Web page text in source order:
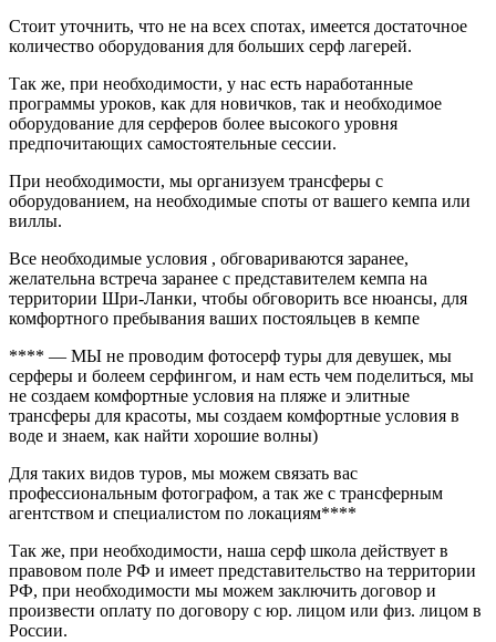
Стоит уточнить, что не на всех спотах, имеется достаточное
количество оборудования для больших серф лагерей.
Так же, при необходимости, у нас есть наработанные
программы уроков, как для новичков, так и необходимое
оборудование для серферов более высокого уровня
предпочитающих самостоятельные сессии.
При необходимости, мы организуем трансферы с
оборудованием, на необходимые споты от вашего кемпа или
виллы.
Все необходимые условия , обговариваются заранее,
желательна встреча заранее с представителем кемпа на
территории Шри-Ланки, чтобы обговорить все нюансы, для
комфортного пребывания ваших постояльцев в кемпе
**** — МЫ не проводим фотосерф туры для девушек, мы
серферы и болеем серфингом, и нам есть чем поделиться, мы
не создаем комфортные условия на пляже и элитные
трансферы для красоты, мы создаем комфортные условия в
воде и знаем, как найти хорошие волны)
Для таких видов туров, мы можем связать вас
профессиональным фотографом, а так же с трансферным
агентством и специалистом по локациям****
Так же, при необходимости, наша серф школа действует в
правовом поле РФ и имеет представительство на территории
РФ, при необходимости мы можем заключить договор и
произвести оплату по договору с юр. лицом или физ. лицом в
России.